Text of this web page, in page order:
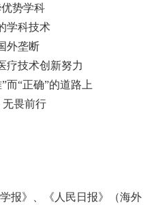
势学科
学科技术
外垄断
疗技术创新努力
而“正确”的道路上
无畏前行
报》、《人民日报》（海外